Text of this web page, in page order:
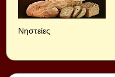
Νηστείες